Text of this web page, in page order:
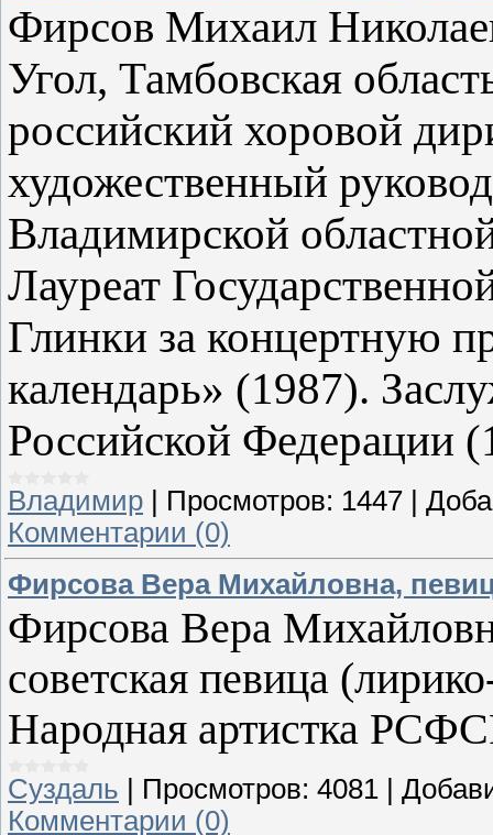
Фирсов Михаил
Угол, Тамбовская
российский хоровой
художественный
Владимирской
Лауреат
Глинки за концертную
календарь» (1987).
Российской Федерации
Владимир | Просмотров: 1447 |
Комментарии (0)
Фирсова Вера Михайловна,
Фирсова Вера
советская певица
Народная артистка
Суздаль Просмотров: 4081
Комментарии (0)